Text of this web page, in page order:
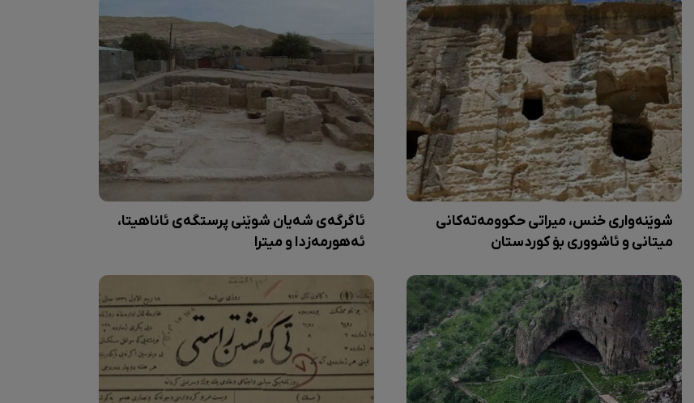
شوێنەواری خنس، میراتی حکوومەتەکانی
میتانی و ئاشووری بۆ کوردستان
ئاگرگەی شەیان شوێنی پرستگەی ئاناهیتا،
ئەهورمەزدا و میترا